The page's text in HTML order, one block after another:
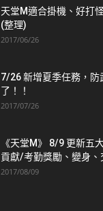
天堂M適合掛機、好打
(整理)
2017/06/26
7/26 新增夏季任務，防
了！！
2017/07/26
《天堂M》 8/9 更新五
貢獻/考勤獎勵、變身、
2017/08/09